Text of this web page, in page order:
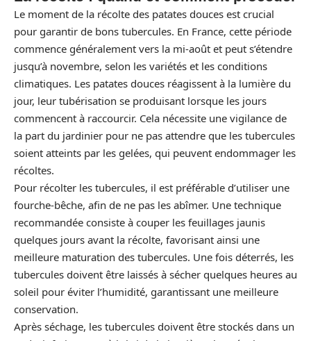
Le moment de la récolte des patates douces est crucial
pour garantir de bons tubercules. En France, cette période
commence généralement vers la mi-août et peut s’étendre
jusqu’à novembre, selon les variétés et les conditions
climatiques. Les patates douces réagissent à la lumière du
jour, leur tubérisation se produisant lorsque les jours
commencent à raccourcir. Cela nécessite une vigilance de
la part du jardinier pour ne pas attendre que les tubercules
soient atteints par les gelées, qui peuvent endommager les
récoltes.
Pour récolter les tubercules, il est préférable d’utiliser une
fourche-bêche, afin de ne pas les abîmer. Une technique
recommandée consiste à couper les feuillages jaunis
quelques jours avant la récolte, favorisant ainsi une
meilleure maturation des tubercules. Une fois déterrés, les
tubercules doivent être laissés à sécher quelques heures au
soleil pour éviter l’humidité, garantissant une meilleure
conservation.
Après séchage, les tubercules doivent être stockés dans un